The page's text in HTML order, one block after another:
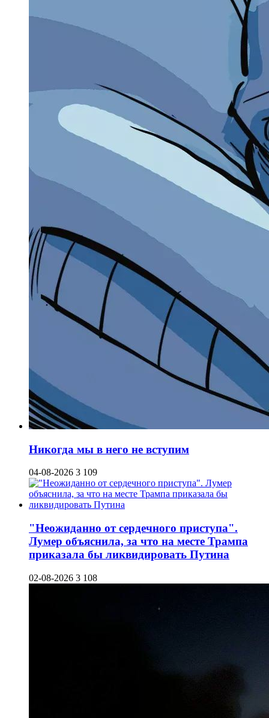
Никогда мы в него не вступим
04-08-2026 3 109
"Неожиданно от сердечного приступа".
Лумер объяснила, за что на месте Трампа
приказала бы ликвидировать Путина
02-08-2026 3 108